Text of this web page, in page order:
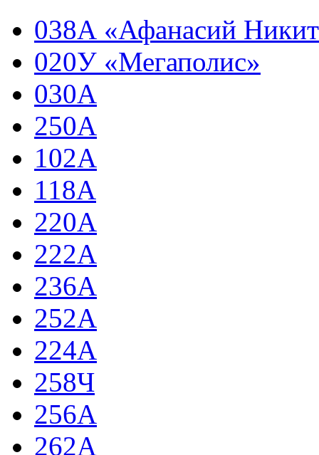
038А «Афанасий
020У «Мегаполис»
030А
250А
102А
118А
220А
222А
236А
252А
224А
258Ч
256А
262А